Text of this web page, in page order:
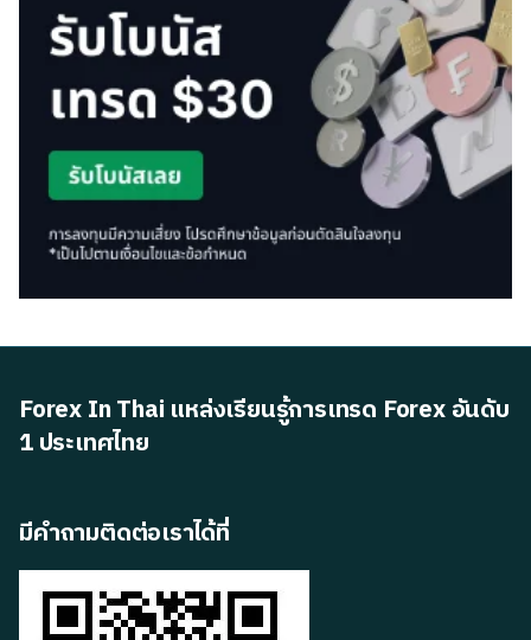
Forex In Thai แหล่งเรียนรู้การเทรด Forex อันดับ
1 ประเทศไทย
มีคำถามติดต่อเราได้ที่